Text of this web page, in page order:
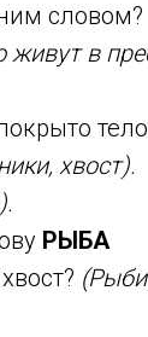
словом?
в
хвост).
РЫБА